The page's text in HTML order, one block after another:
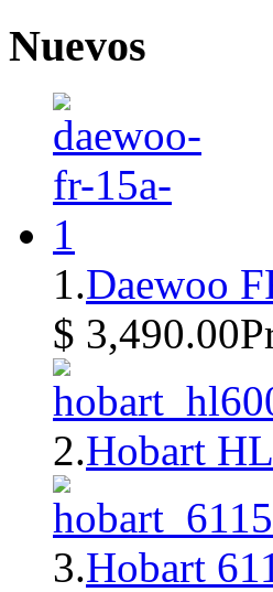
Nuevos
1.Daewoo
$ 3,490.00
2.Hobart
3.Hobart